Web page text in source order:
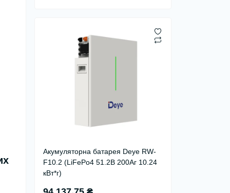
Акумуляторна батарея Deye RW-
F10.2 (LiFePo4 51.2В 200Aг 10.24
кВт*г)